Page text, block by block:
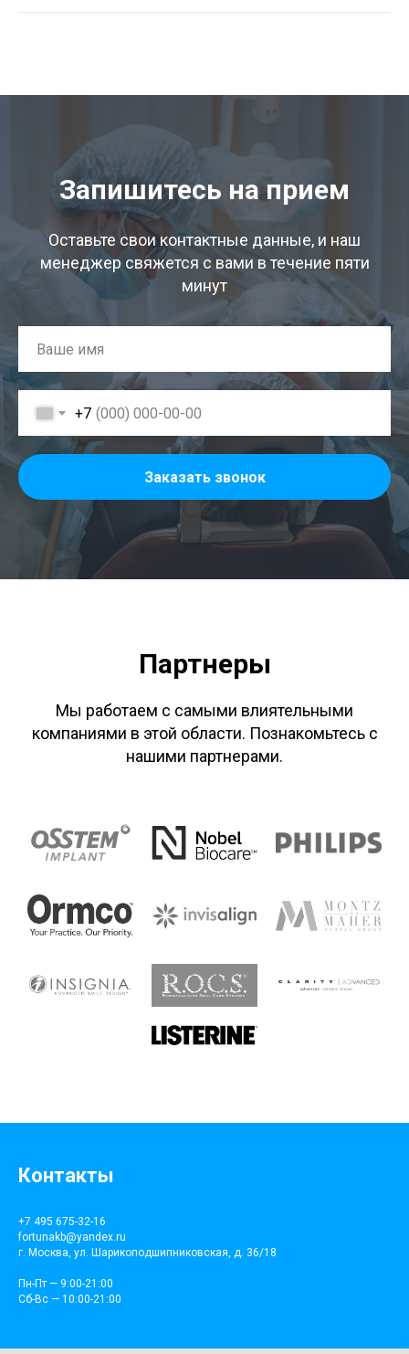
Запишитесь на прием
Оставьте свои контактные данные, и наш
менеджер свяжется с вами в течение пяти
минут
+7
Заказать звонок
Партнеры
Мы работаем с самыми влиятельными
компаниями в этой области. Познакомьтесь с
нашими партнерами.
Контакты
+7 495 675-32-16
fortunakb@yandex.ru
г. Москва, ул. Шарикоподшипниковская, д. 36/18
Пн-Пт — 9:00-21:00
Сб-Вс — 10:00-21:00